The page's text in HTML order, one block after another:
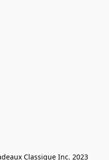
Classique Inc. 2023